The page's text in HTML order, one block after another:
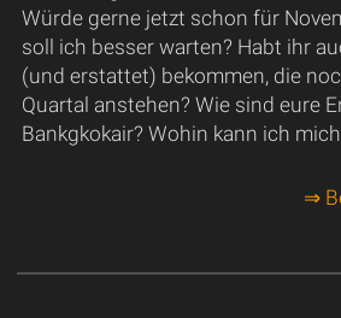
Würde gerne jetzt schon für
soll ich besser warten? Habt ihr
(und erstattet) bekommen, die
Quartal anstehen? Wie sind eure
Bankgkokair? Wohin kann ich
⇒